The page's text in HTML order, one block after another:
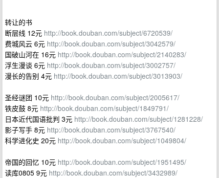
转让的书
断层线 12元 http://book.douban.com/subject/6720539/
费城风云 6元 http://book.douban.com/subject/3042579/
国破山河在 16元 http://book.douban.com/subject/2140283/
浮生漫谈 6元 http://book.douban.com/subject/3002757/
漫长的告别 4元 http://book.douban.com/subject/3013903/
圣经谜团 10元 http://book.douban.com/subject/2005617/
铁皮鼓 8元 http://book.douban.com/subject/1849791/
日本近代国语批判 3元 http://book.douban.com/subject/1281228/
影子写手 8元 http://book.douban.com/subject/3767540/
科学进化史 20元 http://book.douban.com/subject/1049804/
帝国的回忆 10元 http://book.douban.com/subject/1951495/
读库0805 9元 http://book.douban.com/subject/3432989/